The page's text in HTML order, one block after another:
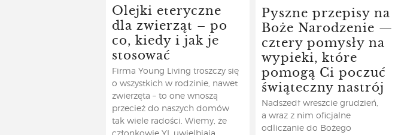
Olejki eteryczne
dla zwierząt – po
co, kiedy i jak je
stosować
Firma Young Living troszczy się
o wszystkich w rodzinie, nawet
zwierzęta – to one wnoszą
przecież do naszych domów
tak wiele radości. Wiemy, że
Pyszne przepisy na
Boże Narodzenie —
cztery pomysły na
wypieki, które
pomogą Ci poczuć
świąteczny nastrój
Nadszedł wreszcie grudzień,
a wraz z nim oficjalne
odliczanie do Bożego